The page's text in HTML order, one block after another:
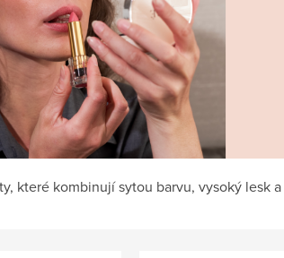
které kombinují sytou barvu, vysoký